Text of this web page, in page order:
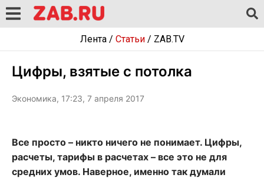
Лента/ Статьи/ ZAB.TV
Цифры, взятые с потолка
Экономика, 17:23, 7 апреля 2017
Все просто – никто ничего не понимает. Цифры,
расчеты, тарифы в расчетах – все это не для
средних умов. Наверное, именно так думали